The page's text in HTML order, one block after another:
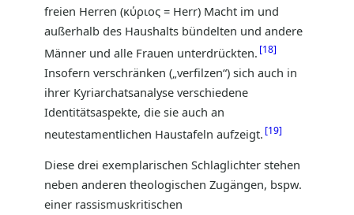
freien Herren (κύριος = Herr) Macht im und
außerhalb des Haushalts bündelten und andere
Männer und alle Frauen unterdrückten. 18
Insofern verschränken („verfilzen“) sich auch in
ihrer Kyriarchatsanalyse verschiedene
Identitätsaspekte, die sie auch an
neutestamentlichen Haustafeln aufzeigt. 19
Diese drei exemplarischen Schlaglichter stehen
neben anderen theologischen Zugängen, bspw.
einer rassismuskritischen